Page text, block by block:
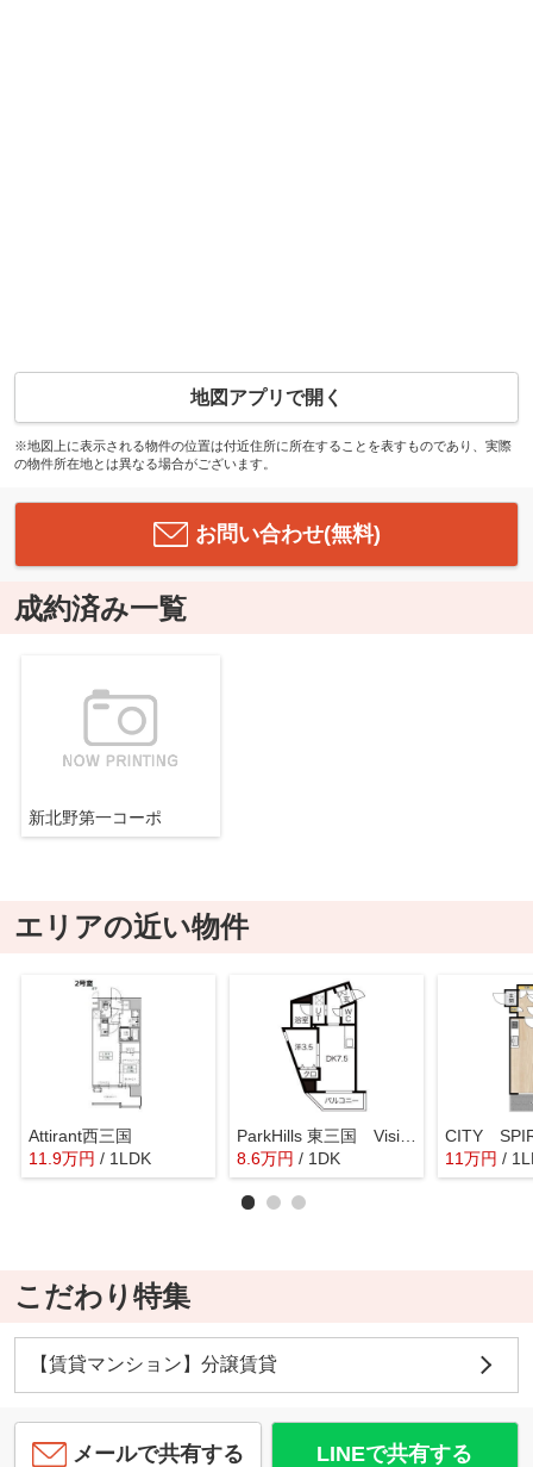
地図アプリで開く
※地図上に表示される物件の位置は付近住所に所在することを表すものであり、実際
の物件所在地とは異なる場合がございます。
お問い合わせ(無料)
成約済み一覧
新北野第一コーポ
エリアの近い物件
Attirant西三国
11.9万円 / 1LDK
ParkHills 東三国 Vision
8.6万円 / 1DK
CITY
11万円 /
こだわり特集
【賃貸マンション】分譲賃貸
メールで共有する LINEで共有する